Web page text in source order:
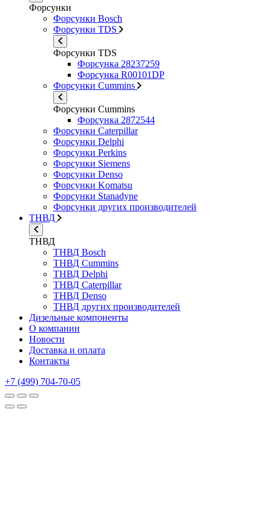
Форсунки
Форсунки Bosch
Форсунки TDS
Форсунки TDS
Форсунка 28237259
Форсунка R00101DP
Форсунки Cummins
Форсунки Cummins
Форсунка 2872544
Форсунки Caterpillar
Форсунки Delphi
Форсунки Perkins
Форсунки Siemens
Форсунки Denso
Форсунки Komatsu
Форсунки Stanadyne
Форсунки других производителей
ТНВД
ТНВД
ТНВД Bosch
ТНВД Cummins
ТНВД Delphi
ТНВД Caterpillar
ТНВД Denso
ТНВД других производителей
Дизельные компоненты
О компании
Новости
Доставка и оплата
Контакты
+7 (499) 704-70-05